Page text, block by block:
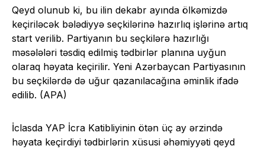
Qeyd olunub ki, bu ilin dekabr ayında ölkəmizdə
keçiriləcək bələdiyyə seçkilərinə hazırlıq işlərinə artıq
start verilib. Partiyanın bu seçkilərə hazırlığı
məsələləri təsdiq edilmiş tədbirlər planına uyğun
olaraq həyata keçirilir. Yeni Azərbaycan Partiyasının
bu seçkilərdə də uğur qazanılacağına əminlik ifadə
edilib. (APA)
İclasda YAP İcra Katibliyinin ötən üç ay ərzində
həyata keçirdiyi tədbirlərin xüsusi əhəmiyyəti qeyd